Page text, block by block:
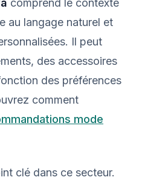
comprend le contexte
au langage naturel et
Il peut
des accessoires
des préférences
comment
mode
clé dans ce secteur.